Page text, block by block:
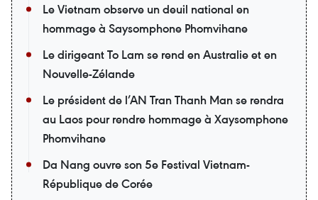
Le Vietnam observe un deuil national en
hommage à Saysomphone Phomvihane
Le dirigeant To Lam se rend en Australie et en
Nouvelle-Zélande
Le président de l’AN Tran Thanh Man se rendra
au Laos pour rendre hommage à Xaysomphone
Phomvihane
Da Nang ouvre son 5e Festival Vietnam-
République de Corée